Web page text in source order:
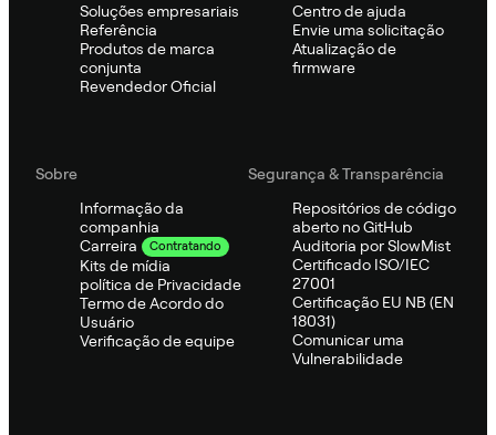
Soluções empresariais
Referência
Produtos de marca
conjunta
Revendedor Oficial
Centro de ajuda
Envie uma solicitação
Atualização de
firmware
Sobre
Informação da
companhia
Carreira
Contratando
Kits de mídia
política de Privacidade
Termo de Acordo do
Usuário
Verificação de equipe
Segurança & Transparência
Repositórios de código
aberto no GitHub
Auditoria por SlowMist
Certificado ISO/IEC
27001
Certificação EU NB (EN
18031)
Comunicar uma
Vulnerabilidade